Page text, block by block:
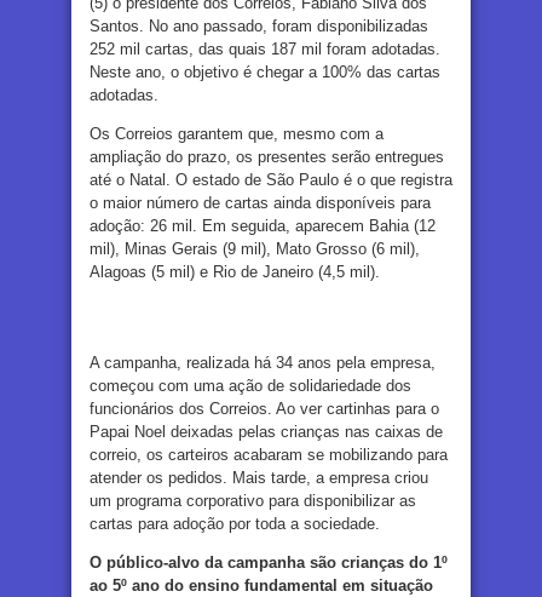
Santos. No ano passado, foram disponibilizadas
252 mil cartas, das quais 187 mil foram adotadas.
Neste ano, o objetivo é chegar a 100% das cartas
adotadas.
Os Correios garantem que, mesmo com a
ampliação do prazo, os presentes serão entregues
até o Natal. O estado de São Paulo é o que registra
o maior número de cartas ainda disponíveis para
adoção: 26 mil. Em seguida, aparecem Bahia (12
mil), Minas Gerais (9 mil), Mato Grosso (6 mil),
Alagoas (5 mil) e Rio de Janeiro (4,5 mil).
A campanha, realizada há 34 anos pela empresa,
começou com uma ação de solidariedade dos
funcionários dos Correios. Ao ver cartinhas para o
Papai Noel deixadas pelas crianças nas caixas de
correio, os carteiros acabaram se mobilizando para
atender os pedidos. Mais tarde, a empresa criou
um programa corporativo para disponibilizar as
cartas para adoção por toda a sociedade.
O público-alvo da campanha são crianças do 1º
ao 5º ano do ensino fundamental em situação